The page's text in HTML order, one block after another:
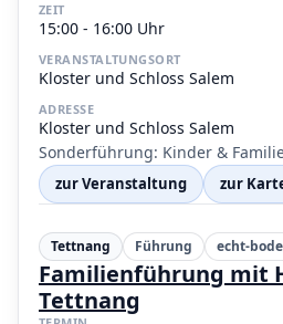
ZEIT
15:00 - 16:00 Uhr
VERANSTALTUNGSORT
Kloster und Schloss Salem
ADRESSE
Kloster und Schloss Salem
Sonderführung: Kinder &
zur Veranstaltung zur
Tettnang Führung echt-
Familienführung mit
Tettnang